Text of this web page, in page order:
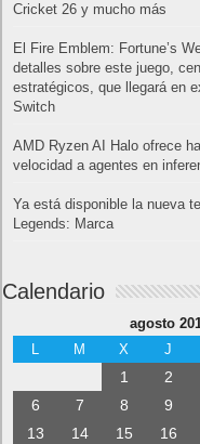
Cricket 26 y mucho más
El Fire Emblem: Fortune’s
detalles sobre este juego,
estratégicos, que llegará en
Switch
AMD Ryzen AI Halo ofrece
velocidad a agentes en
Ya está disponible la nueva
Legends: Marca
Calendario
agosto
L
M X J
1 2
6
7 8 9
13
14 15 16